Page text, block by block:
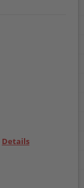
Details